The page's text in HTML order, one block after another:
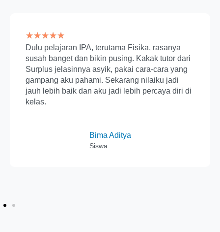
★★★★★
Dulu pelajaran IPA, terutama Fisika, rasanya
susah banget dan bikin pusing. Kakak tutor dari
Surplus jelasinnya asyik, pakai cara-cara yang
gampang aku pahami. Sekarang nilaiku jadi
jauh lebih baik dan aku jadi lebih percaya diri di
kelas.
Bima Aditya
Siswa